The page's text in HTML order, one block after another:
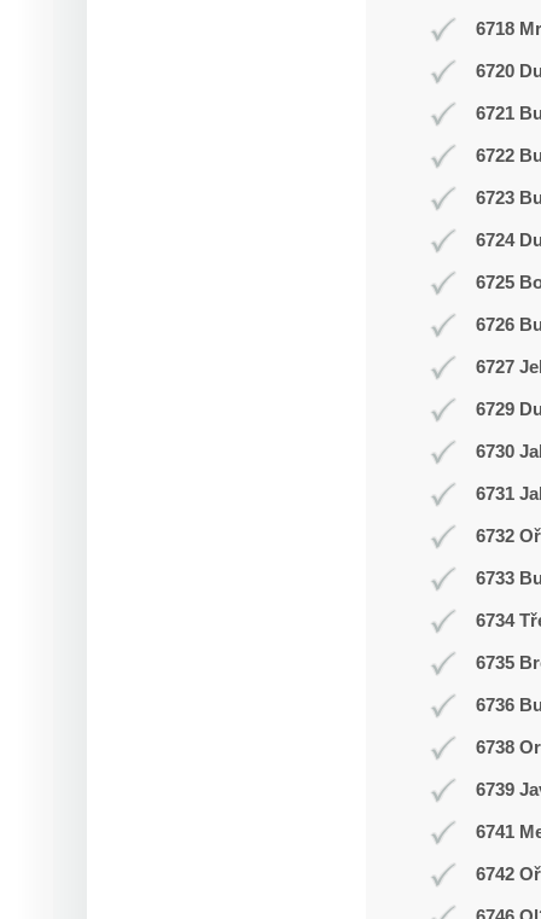
6718
6720
6721
6722
6723
6724
6725
6726
6727
6729
6730
6731
6732
6733
6734
6735
6736
6738
6739
6741
6742